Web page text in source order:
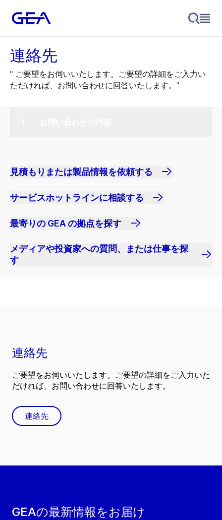
連絡先
" ご要望をお伺いいたします。ご要望の詳細をご入力い
ただければ、お問い合わせに回答いたします。"
見積もりまたは製品情報を依頼する
サービスホットラインに相談する
最寄りの GEA の拠点を探す
メディアや投資家への質問、または仕事を探
す
GEAの最新情報をお届け
連絡先
ご要望をお伺いいたします。ご要望の詳細をご入力いた
だければ、お問い合わせに回答いたします。
連絡先